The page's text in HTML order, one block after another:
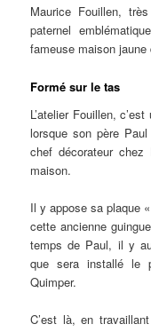
Maurice Fouillen,
paternel
fameuse maison
Formé sur le tas
L’atelier Fouillen,
lorsque son père
chef décorateur chez
maison.
Il y appose sa plaque
cette ancienne
temps de Paul, il y
que sera installé le
Quimper.
C’est là, en